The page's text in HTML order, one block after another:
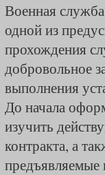
Военная
одной из
прохождения
добровольное
выполнения
До начала
изучить
контракта, а
предъявляемые